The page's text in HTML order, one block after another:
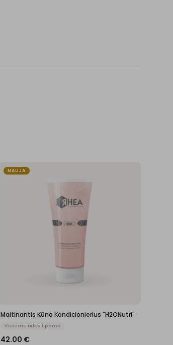
NAUJA
Maitinantis Kūno Kondicionierius "H2ONutri"
Visiems odos tipams
42.00 €